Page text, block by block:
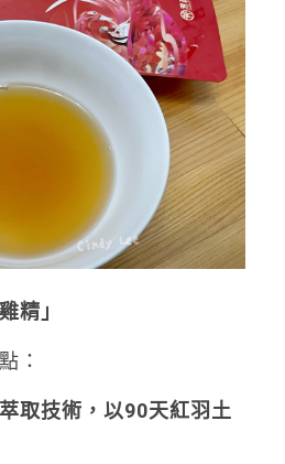
精」
：
取技術，以90天紅羽土